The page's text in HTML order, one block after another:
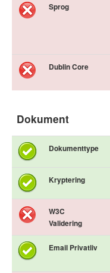
Sprog
Dublin Core
Dokument
Dokumenttype
Kryptering
W3C
Validering
Email Privatliv